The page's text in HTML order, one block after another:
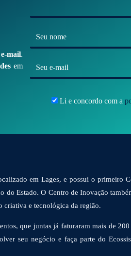
e-mail.
em
o
e
-
l
Li e concordo com a
em Lages, e possui o primeiro
do Estado. O Centro de Inovação
criativa e tecnológica da região.
que juntas já faturaram mais de
seu negócio e faça parte do